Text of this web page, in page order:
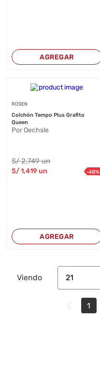
AGREGAR
ROSEN
Colchón Tempo Plus Grafito
Queen
Por Oechsle
S/2,749 un
S/1,419 un -48%
AGREGAR
Viendo 21
1